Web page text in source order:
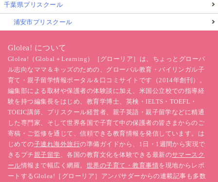
千葉県プリスクール
浦安市プリスクール
Glolea! について
Glolea!（Global＋Learning）［グローリア］は、ちょっとグローバ
ル志向なママ＆キッズのための、グローバル教育・バイリンガル子
育て・親子留学情報ポータル＆口コミサイトです（2014年創刊）。
編集部による取材や保護者の体験談に加え、米国公立校での指導経
験を持つ編集長をはじめ、教育学博士、英検・IELTS・TOEFL・
TOEIC講師、プリスクール経営者、親子英語・親子留学などに精通
した専門家、そして世界各国で子育て中の保護者の皆さまからのご
寄稿・ご監修を通じて、信頼できる教育情報を発信しています。は
じめての子連れ海外旅行の準備ガイドから、1日・1週間から実現で
きるプチ 親子留学 、各国の教育文化を体験できる最新のサマースク
ール情報まで幅広く網羅。 世界の子育て・教育事情を現地からレポ
ートするGlolea!［グローリア］アンバサダーからの連載記事も多数